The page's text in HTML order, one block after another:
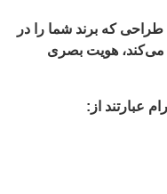
که برند شما را در
می‌کند، هویت بصری
از: